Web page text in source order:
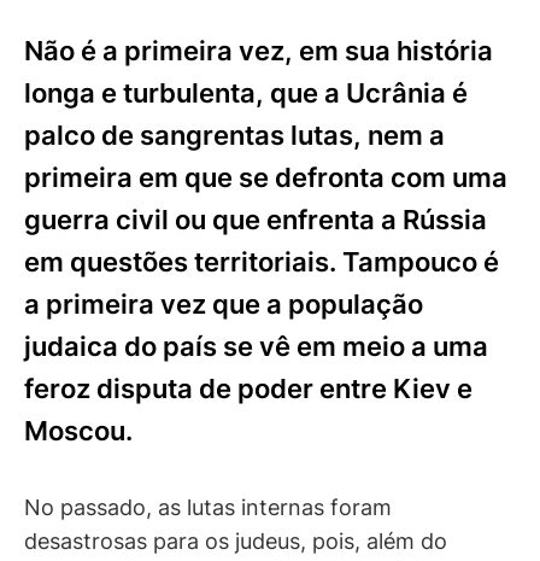
Não é a primeira vez, em sua história
longa e turbulenta, que a Ucrânia é
palco de sangrentas lutas, nem a
primeira em que se defronta com uma
guerra civil ou que enfrenta a Rússia
em questões territoriais. Tampouco é
a primeira vez que a população
judaica do país se vê em meio a uma
feroz disputa de poder entre Kiev e
Moscou.
No passado, as lutas internas foram
desastrosas para os judeus, pois, além do